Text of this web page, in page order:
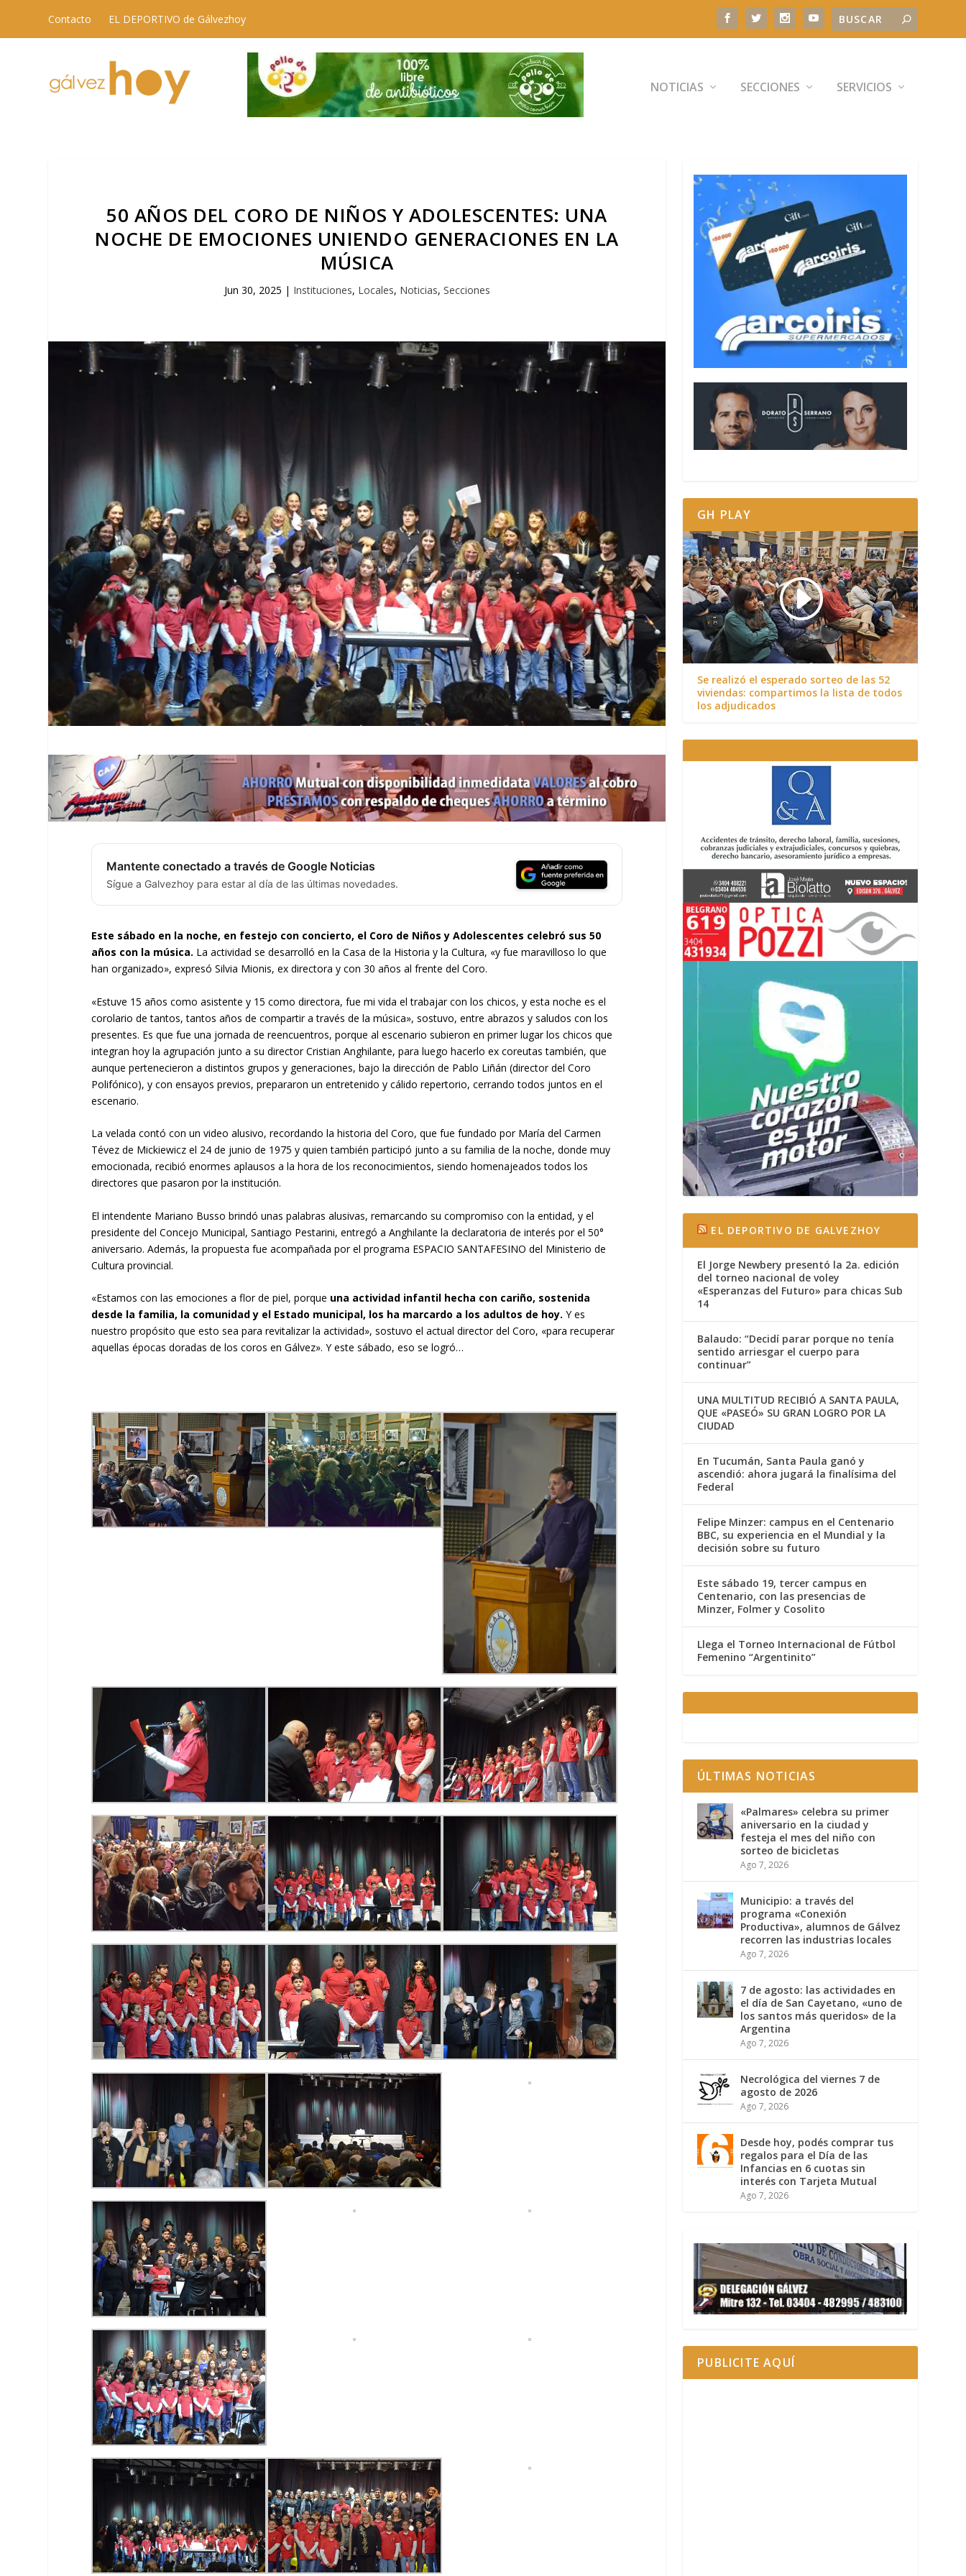
Contacto EL DEPORTIVO de Gálvezhoy
NOTICIAS SECCIONES SERVICIOS
50 AÑOS DEL CORO DE NIÑOS Y ADOLESCENTES: UNA
NOCHE DE EMOCIONES UNIENDO GENERACIONES EN LA
MÚSICA
Jun 30, 2025 | Instituciones, Locales, Noticias, Secciones
Mantente conectado a través de Google Noticias
Sígue a Galvezhoy para estar al día de las últimas novedades.
Este sábado en la noche, en festejo con concierto, el Coro de Niños y Adolescentes celebró sus 50
años con la música. La actividad se desarrolló en la Casa de la Historia y la Cultura, «y fue maravilloso lo que
han organizado», expresó Silvia Mionis, ex directora y con 30 años al frente del Coro.
«Estuve 15 años como asistente y 15 como directora, fue mi vida el trabajar con los chicos, y esta noche es el
corolario de tantos, tantos años de compartir a través de la música», sostuvo, entre abrazos y saludos con los
presentes. Es que fue una jornada de reencuentros, porque al escenario subieron en primer lugar los chicos que
integran hoy la agrupación junto a su director Cristian Anghilante, para luego hacerlo ex coreutas también, que
aunque pertenecieron a distintos grupos y generaciones, bajo la dirección de Pablo Liñán (director del Coro
Polifónico), y con ensayos previos, prepararon un entretenido y cálido repertorio, cerrando todos juntos en el
escenario.
La velada contó con un video alusivo, recordando la historia del Coro, que fue fundado por María del Carmen
Tévez de Mickiewicz el 24 de junio de 1975 y quien también participó junto a su familia de la noche, donde muy
emocionada, recibió enormes aplausos a la hora de los reconocimientos, siendo homenajeados todos los
directores que pasaron por la institución.
El intendente Mariano Busso brindó unas palabras alusivas, remarcando su compromiso con la entidad, y el
presidente del Concejo Municipal, Santiago Pestarini, entregó a Anghilante la declaratoria de interés por el 50°
aniversario. Además, la propuesta fue acompañada por el programa ESPACIO SANTAFESINO del Ministerio de
Cultura provincial.
«Estamos con las emociones a flor de piel, porque una actividad infantil hecha con cariño, sostenida
desde la familia, la comunidad y el Estado municipal, los ha marcardo a los adultos de hoy. Y es
nuestro propósito que esto sea para revitalizar la actividad», sostuvo el actual director del Coro, «para recuperar
aquellas épocas doradas de los coros en Gálvez». Y este sábado, eso se logró…
GH PLAY
Se realizó el esperado sorteo de las 52
viviendas: compartimos la lista de todos
los adjudicados
EL DEPORTIVO DE GALVEZHOY
El Jorge Newbery presentó la 2a. edición
del torneo nacional de voley
«Esperanzas del Futuro» para chicas Sub
14
Balaudo: “Decidí parar porque no tenía
sentido arriesgar el cuerpo para
continuar”
UNA MULTITUD RECIBIÓ A SANTA PAULA,
QUE «PASEÓ» SU GRAN LOGRO POR LA
CIUDAD
En Tucumán, Santa Paula ganó y
ascendió: ahora jugará la finalísima del
Federal
Felipe Minzer: campus en el Centenario
BBC, su experiencia en el Mundial y la
decisión sobre su futuro
Este sábado 19, tercer campus en
Centenario, con las presencias de
Minzer, Folmer y Cosolito
Llega el Torneo Internacional de Fútbol
Femenino “Argentinito”
ÚLTIMAS NOTICIAS
«Palmares» celebra su primer
aniversario en la ciudad y
festeja el mes del niño con
sorteo de bicicletas
Ago 7, 2026
Municipio: a través del
programa «Conexión
Productiva», alumnos de Gálvez
recorren las industrias locales
Ago 7, 2026
7 de agosto: las actividades en
el día de San Cayetano, «uno de
los santos más queridos» de la
Argentina
Ago 7, 2026
Necrológica del viernes 7 de
agosto de 2026
Ago 7, 2026
Desde hoy, podés comprar tus
regalos para el Día de las
Infancias en 6 cuotas sin
interés con Tarjeta Mutual
Ago 7, 2026
PUBLICITE AQUÍ